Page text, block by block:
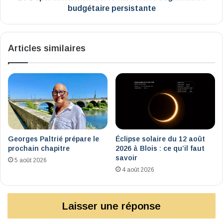
budgétaire persistante
Articles similaires
Georges Paltrié prépare le
prochain chapitre
5 août 2026
Éclipse solaire du 12 août
2026 à Blois : ce qu’il faut
savoir
4 août 2026
Laisser une réponse